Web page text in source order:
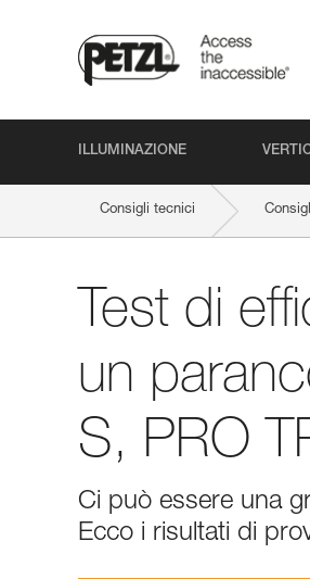
ILLUMINAZIONE
Consigli tecnici
Test di
un
S, PRO
Ci può essere una
Ecco i risultati di